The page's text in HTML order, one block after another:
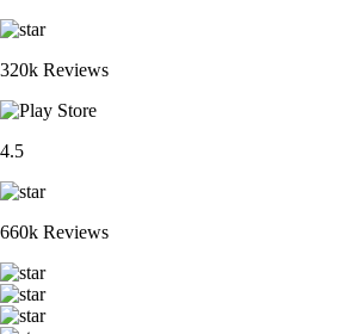
320k Reviews
4.5
660k Reviews